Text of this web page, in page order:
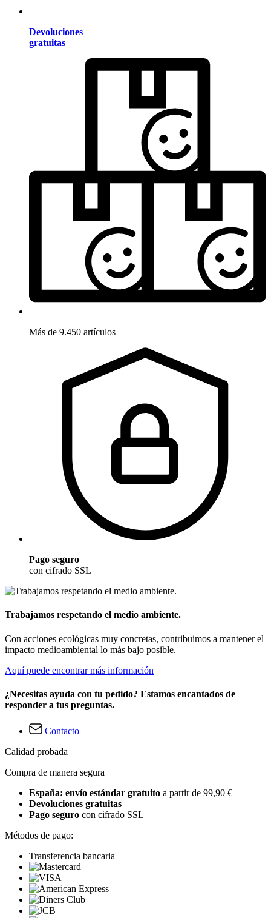
Devoluciones
gratuitas
Más de 9.450 artículos
Pago seguro
con cifrado SSL
Trabajamos respetando el medio ambiente.
Con acciones ecológicas muy concretas, contribuimos a mantener el
impacto medioambiental lo más bajo posible.
Aquí puede encontrar más información
¿Necesitas ayuda con tu pedido? Estamos encantados de
responder a tus preguntas.
Contacto
Calidad probada
Compra de manera segura
España: envío estándar gratuito a partir de 99,90 €
Devoluciones gratuitas
Pago seguro con cifrado SSL
Métodos de pago:
Transferencia bancaria